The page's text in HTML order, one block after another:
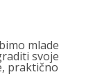
mlade
svoje
praktično